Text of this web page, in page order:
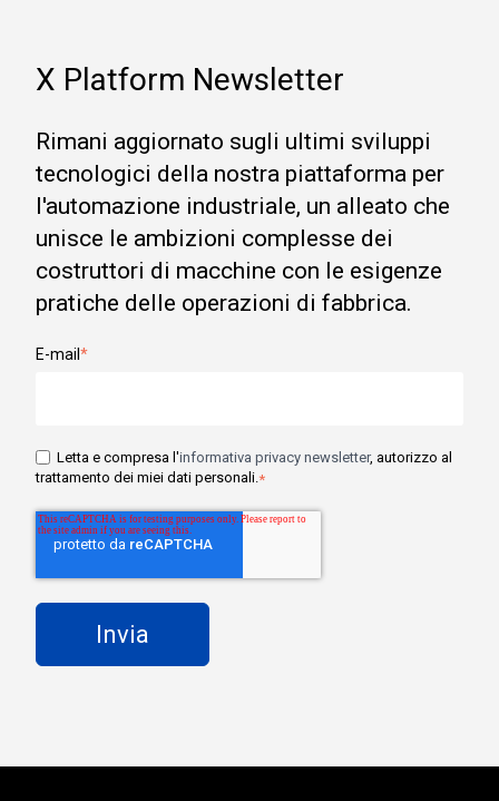
X Platform Newsletter
Rimani aggiornato sugli ultimi sviluppi
tecnologici della nostra piattaforma per
l'automazione industriale, un alleato che
unisce le ambizioni complesse dei
costruttori di macchine con le esigenze
pratiche delle operazioni di fabbrica.
E-mail *
Letta e compresa l'informativa privacy newsletter, autorizzo al
trattamento dei miei dati personali.*